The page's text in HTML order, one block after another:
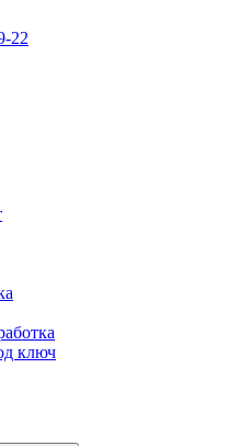
22
ключ